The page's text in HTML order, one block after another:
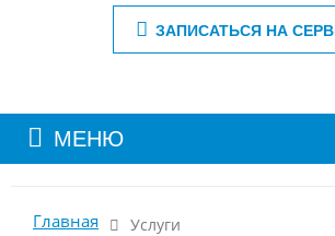
ЗАПИСАТЬСЯ НА
МЕНЮ
Главная Услуги